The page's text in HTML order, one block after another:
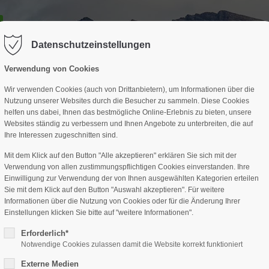
"offcanvas-col2" existiert leider
Der Eintrag "offcanvas-col3"
nicht.
Datenschutzeinstellungen
Verwendung von Cookies
Wir verwenden Cookies (auch von Drittanbietern), um Informationen über die
Nutzung unserer Websites durch die Besucher zu sammeln. Diese Cookies
helfen uns dabei, Ihnen das bestmögliche Online-Erlebnis zu bieten, unsere
Websites ständig zu verbessern und Ihnen Angebote zu unterbreiten, die auf
Ihre Interessen zugeschnitten sind.
Mit dem Klick auf den Button "Alle akzeptieren" erklären Sie sich mit der
Verwendung von allen zustimmungspflichtigen Cookies einverstanden. Ihre
Einwilligung zur Verwendung der von Ihnen ausgewählten Kategorien erteilen
Sie mit dem Klick auf den Button "Auswahl akzeptieren". Für weitere
Informationen über die Nutzung von Cookies oder für die Änderung Ihrer
Einstellungen klicken Sie bitte auf "weitere Informationen".
Erforderlich*
Notwendige Cookies zulassen damit die Website korrekt funktioniert
Externe Medien